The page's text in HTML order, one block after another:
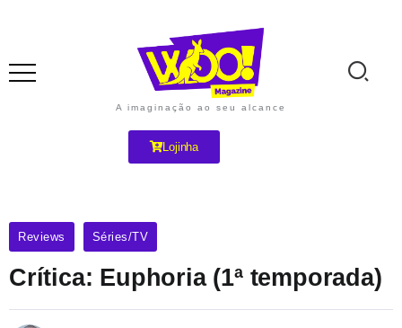
A imaginação ao seu alcance
Lojinha
Reviews Séries/TV
Crítica: Euphoria (1ª temporada)